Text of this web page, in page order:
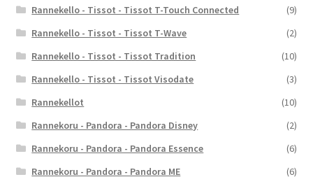
Rannekello - Tissot - Tissot T-Touch Connected
(9)
Rannekello - Tissot - Tissot T-Wave
(2)
Rannekello - Tissot - Tissot Tradition
(10)
Rannekello - Tissot - Tissot Visodate
(3)
Rannekellot
(10)
Rannekoru - Pandora - Pandora Disney
(2)
Rannekoru - Pandora - Pandora Essence
(6)
Rannekoru - Pandora - Pandora ME
(6)